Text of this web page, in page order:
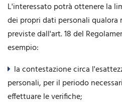
L'interessato potrà ottenere la
dei propri dati personali qualora
previste dall'art. 18 del
esempio:
la contestazione circa
personali, per il periodo
effettuare le verifiche;